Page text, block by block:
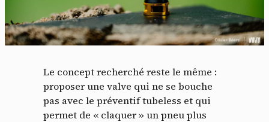
Le concept recherché reste le même :
proposer une valve qui ne se bouche
pas avec le préventif tubeless et qui
permet de « claquer » un pneu plus